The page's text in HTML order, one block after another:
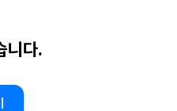
니다.